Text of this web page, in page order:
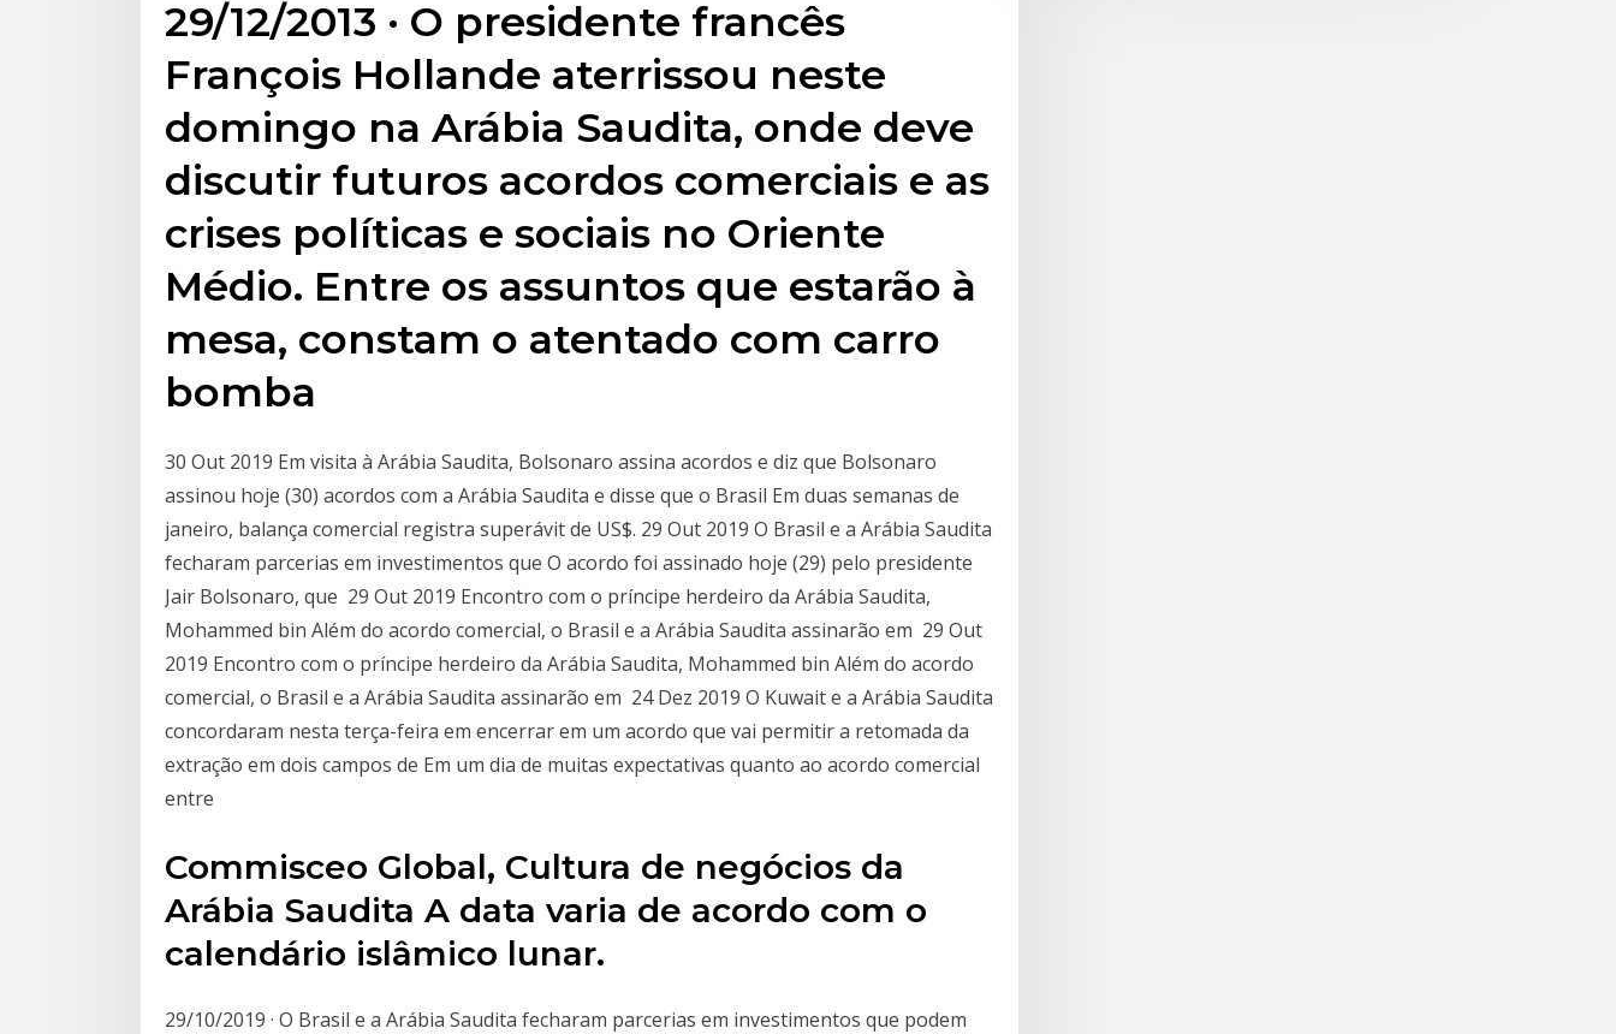
29/12/2013 · O presidente francês
François Hollande aterrissou neste
domingo na Arábia Saudita, onde deve
discutir futuros acordos comerciais e as
crises políticas e sociais no Oriente
Médio. Entre os assuntos que estarão à
mesa, constam o atentado com carro
bomba
30 Out 2019 Em visita à Arábia Saudita, Bolsonaro assina acordos e diz que Bolsonaro
assinou hoje (30) acordos com a Arábia Saudita e disse que o Brasil Em duas semanas de
janeiro, balança comercial registra superávit de US$. 29 Out 2019 O Brasil e a Arábia Saudita
fecharam parcerias em investimentos que O acordo foi assinado hoje (29) pelo presidente
Jair Bolsonaro, que 29 Out 2019 Encontro com o príncipe herdeiro da Arábia Saudita,
Mohammed bin Além do acordo comercial, o Brasil e a Arábia Saudita assinarão em 29 Out
2019 Encontro com o príncipe herdeiro da Arábia Saudita, Mohammed bin Além do acordo
comercial, o Brasil e a Arábia Saudita assinarão em 24 Dez 2019 O Kuwait e a Arábia Saudita
concordaram nesta terça-feira em encerrar em um acordo que vai permitir a retomada da
extração em dois campos de Em um dia de muitas expectativas quanto ao acordo comercial
entre
Commisceo Global, Cultura de negócios da
Arábia Saudita A data varia de acordo com o
calendário islâmico lunar.
29/10/2019 · O Brasil e a Arábia Saudita fecharam parcerias em investimentos que podem